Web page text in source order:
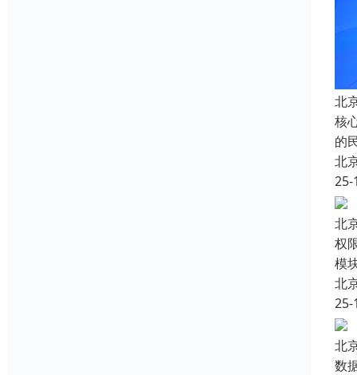
北
核
的
北
25-
北
权
模
北
25-
北
数